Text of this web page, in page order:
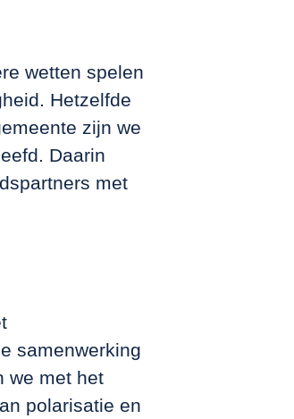
wetten spelen
Hetzelfde
zijn we
Daarin
met
samenwerking
we met het
polarisatie en